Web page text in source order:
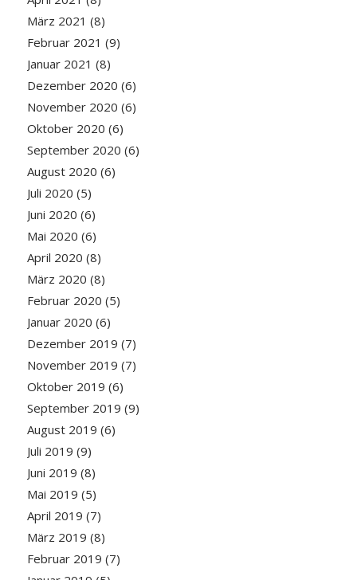
März 2021 (8)
Februar 2021 (9)
Januar 2021 (8)
Dezember 2020 (6)
November 2020 (6)
Oktober 2020 (6)
September 2020 (6)
August 2020 (6)
Juli 2020 (5)
Juni 2020 (6)
Mai 2020 (6)
April 2020 (8)
März 2020 (8)
Februar 2020 (5)
Januar 2020 (6)
Dezember 2019 (7)
November 2019 (7)
Oktober 2019 (6)
September 2019 (9)
August 2019 (6)
Juli 2019 (9)
Juni 2019 (8)
Mai 2019 (5)
April 2019 (7)
März 2019 (8)
Februar 2019 (7)